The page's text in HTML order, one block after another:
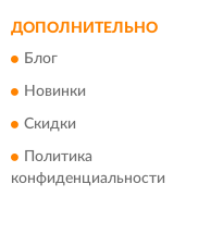
ДОПОЛНИТЕЛЬНО
Блог
Новинки
Скидки
Политика
конфиденциальности